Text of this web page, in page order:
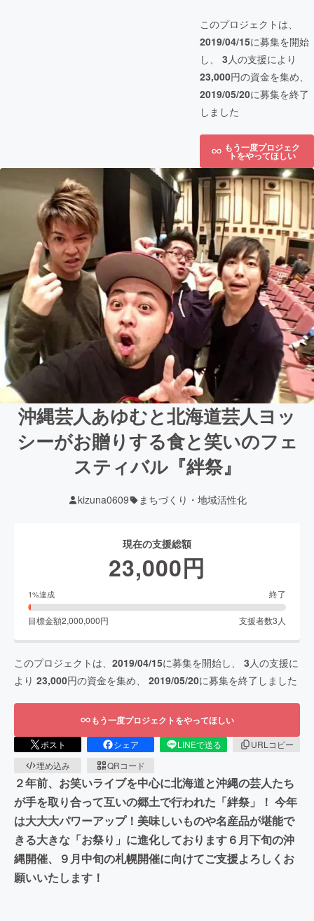
このプロジェクトは、
2019/04/15に募集を開始
し、 3人の支援により
23,000円の資金を集め、
2019/05/20に募集を終了
しました
もう一度プロジェク
トをやってほしい
沖縄芸人あゆむと北海道芸人ヨッ
シーがお贈りする食と笑いのフェ
スティバル『絆祭』
kizuna0609 まちづくり・地域活性化
現在の支援総額
23,000円
1%達成 終了
目標金額2,000,000円 支援者数3 人
このプロジェクトは、 2019/04/15に募集を開始し、 3人の支援に
より 23,000円の資金を集め、 2019/05/20に募集を終了しました
もう一度プロジェクトをやってほしい
ポスト シェア LINEで送る
URLコピー
埋め込み
QRコード
２年前、お笑いライブを中心に北海道と沖縄の芸人たち
が手を取り合って互いの郷土で行われた「絆祭」！ 今年
は大大大パワーアップ！美味しいものや名産品が堪能で
きる大きな「お祭り」に進化しております６月下旬の沖
縄開催、９月中旬の札幌開催に向けてご支援よろしくお
願いいたします！